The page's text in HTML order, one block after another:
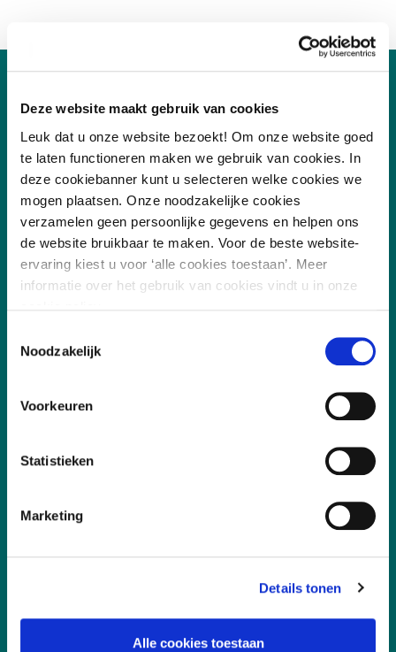
Deze website maakt gebruik van cookies
Leuk dat u onze website bezoekt! Om onze website goed
te laten functioneren maken we gebruik van cookies. In
deze cookiebanner kunt u selecteren welke cookies we
mogen plaatsen. Onze noodzakelijke cookies
verzamelen geen persoonlijke gegevens en helpen ons
de website bruikbaar te maken. Voor de beste website-
ervaring kiest u voor ‘alle cookies toestaan’. Meer
informatie over het gebruik van cookies vindt u in onze
Noodzakelijk
Voorkeuren
Statistieken
Marketing
Details tonen
Alle cookies toestaan
7.8 /